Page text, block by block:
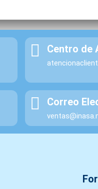
Centro de
Correo